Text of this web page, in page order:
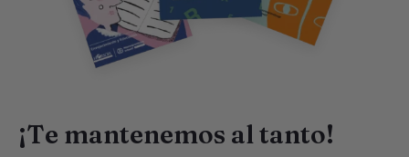
¡Te mantenemos al tanto!